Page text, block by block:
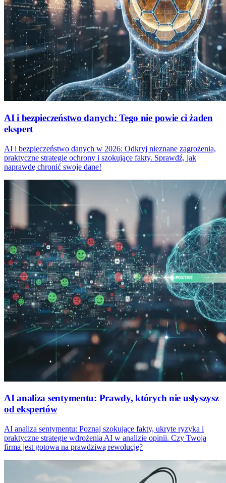
AI i bezpieczeństwo danych: Tego nie powie ci żaden
ekspert
AI i bezpieczeństwo danych w 2026: Odkryj nieznane zagrożenia,
praktyczne strategie ochrony i szokujące fakty. Sprawdź, jak
naprawdę chronić swoje dane!
AI analiza sentymentu: Prawdy, których nie usłyszysz
od ekspertów
AI analiza sentymentu: Poznaj szokujące fakty, ukryte ryzyka i
praktyczne strategie wdrożenia AI w analizie opinii. Czy Twoja
firma jest gotowa na prawdziwą rewolucję?